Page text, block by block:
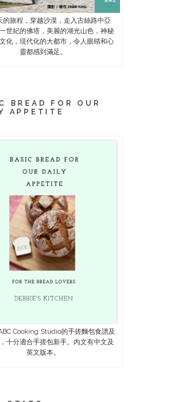
的旅程，穿越沙漠，走入古絲路中亞
世紀的佛塔，美麗的湖光山色，神秘
化，現代化的大都市，令人眼睛和心
靈都感到滿足。
BREAD FOR OUR
APPETITE
Cooking Studio的手搓麵包食譜及
十分適合手搓包新手。內文有中文及
英文版本。